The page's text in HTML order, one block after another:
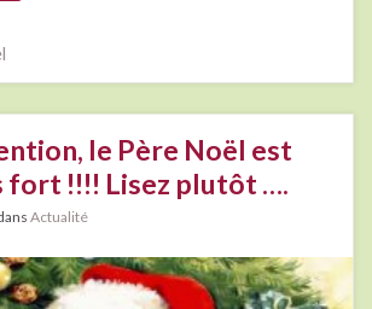
le Père Noël est
fort !!!! Lisez plutôt ….
Actualité